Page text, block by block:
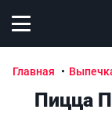
Открыть меню
Главная
Пицца